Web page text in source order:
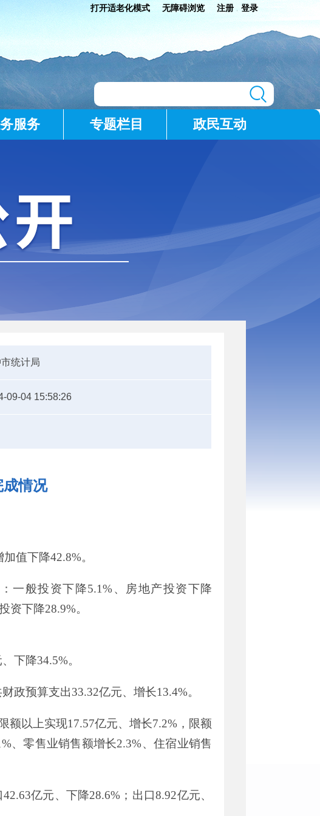
打开适老化模式 无障碍浏览 注册 登录
服务 专题栏目 政民互动
统计局
09-04 15:58:26
成情况
加值下降42.8%。
一般投资下降5.1%、房地产投资下降
资下降28.9%。
下降34.5%。
财政预算支出33.32亿元、增长13.4%。
额以上实现17.57亿元、增长7.2% ，限额
、零售业销售额增长2.3%、住宿业销售
42.63亿元、下降28.6% ；出口8.92亿元、